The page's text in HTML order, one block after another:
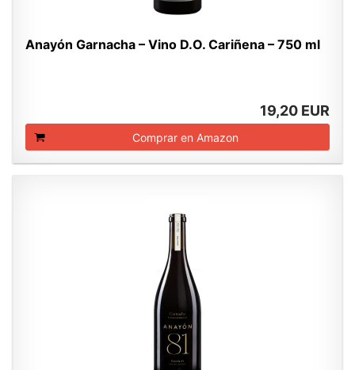
Anayón Garnacha – Vino D.O. Cariñena – 750 ml
19,20 EUR
Comprar en Amazon